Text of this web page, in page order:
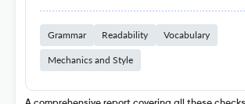
Grammar Readability Vocabulary
Mechanics and Style